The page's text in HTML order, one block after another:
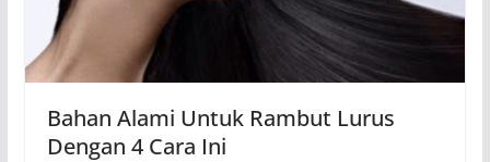
Bahan Alami Untuk Rambut Lurus
Dengan 4 Cara Ini